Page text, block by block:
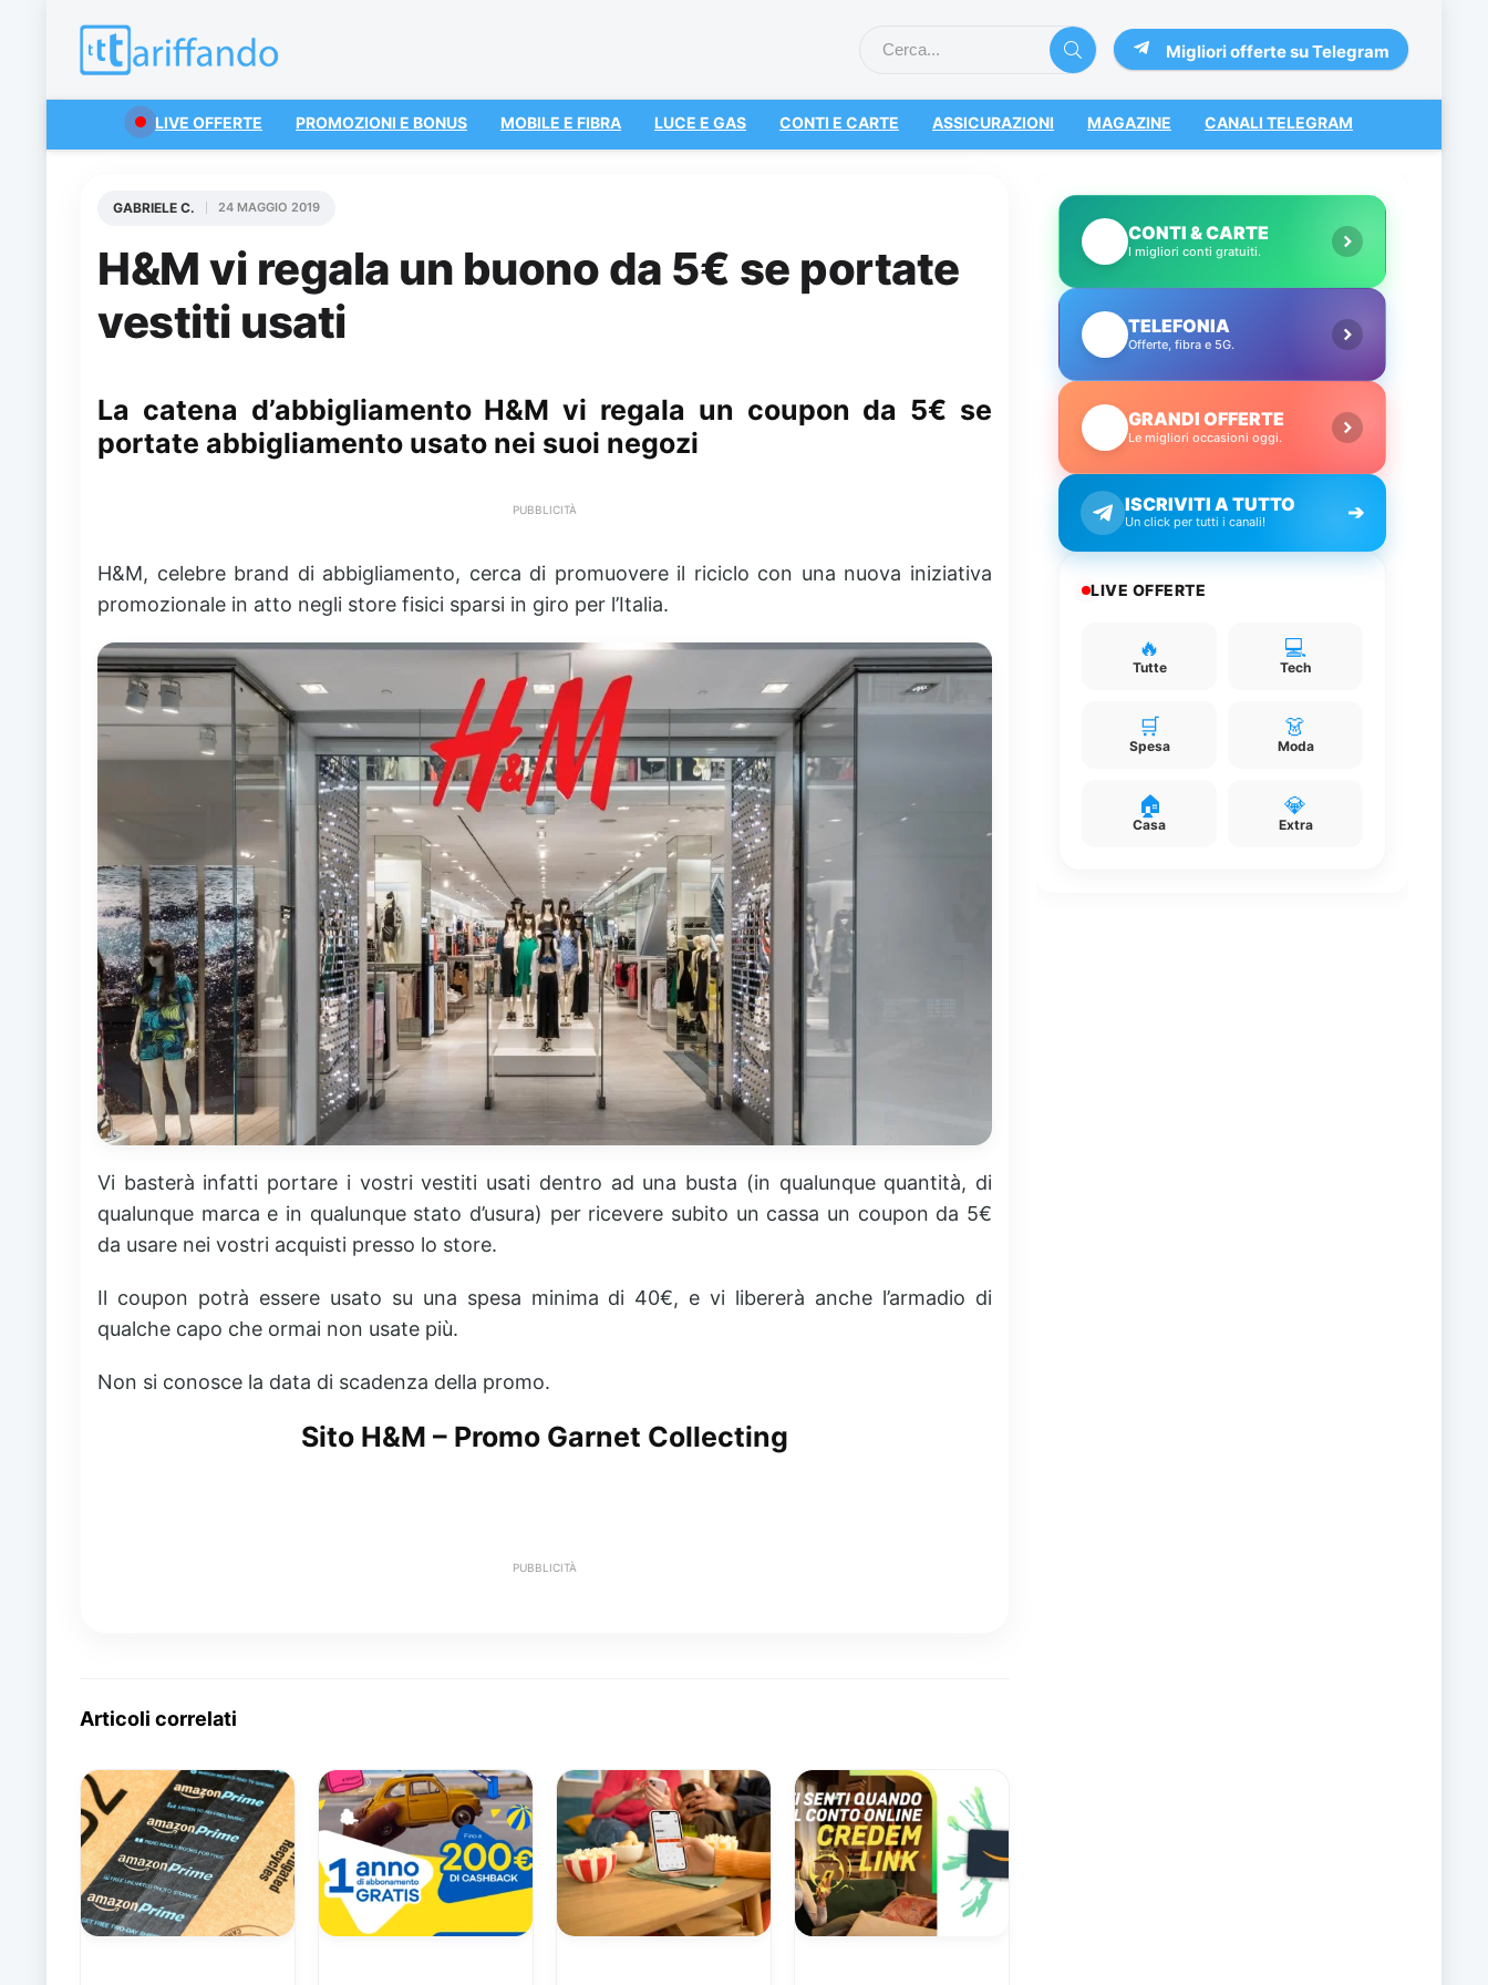
Migliori offerte su Telegram
LIVE OFFERTE PROMOZIONI E BONUS MOBILE E FIBRA LUCE E GAS CONTI E CARTE ASSICURAZIONI MAGAZINE CANALI TELEGRAM
H&M vi regala un buono da 5€ se portate
vestiti usati
GABRIELE C. 24 MAGGIO 2019
La catena d’abbigliamento H&M vi regala un coupon da 5€ se
portate abbigliamento usato nei suoi negozi
PUBBLICITÀ
H&M, celebre brand di abbigliamento, cerca di promuovere il riciclo con una nuova iniziativa
promozionale in atto negli store fisici sparsi in giro per l’Italia.
Vi basterà infatti portare i vostri vestiti usati dentro ad una busta (in qualunque quantità, di
qualunque marca e in qualunque stato d’usura) per ricevere subito un cassa un coupon da 5€
da usare nei vostri acquisti presso lo store.
Il coupon potrà essere usato su una spesa minima di 40€, e vi libererà anche l’armadio di
qualche capo che ormai non usate più.
Non si conosce la data di scadenza della promo.
Sito H&M – Promo Garnet Collecting
PUBBLICITÀ
Articoli correlati
CONTI & CARTE
I migliori conti gratuiti.
TELEFONIA
Offerte, fibra e 5G.
GRANDI OFFERTE
Le migliori occasioni oggi.
ISCRIVITI A TUTTO
Un click per tutti i canali! ➔
LIVE OFFERTE
🔥
Tutte
💻
Tech
🛒
Spesa
👗
Moda
🏠
Casa
💎
Extra